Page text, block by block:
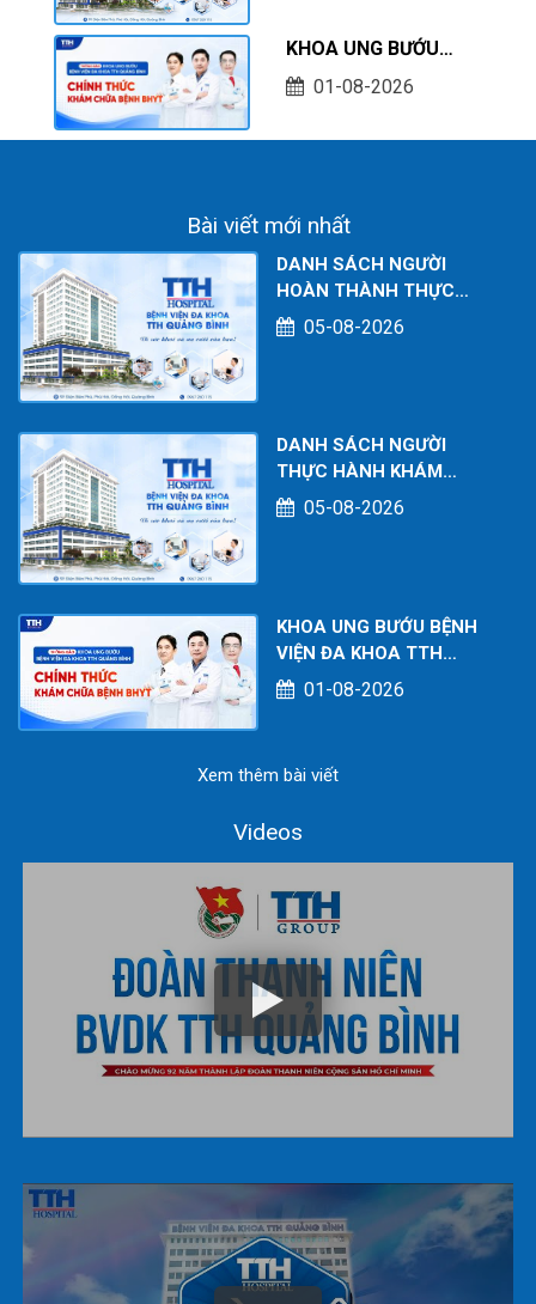
KHOA UNG BƯỚU
BỆNH VIỆN ĐA KHOA
01-08-2026
Bài viết mới nhất
DANH SÁCH NGƯỜI
HOÀN THÀNH THỰC
HÀNH KHÁM CHỮA BỆNH
TẠI CƠ SỞ TÍNH TỚI
05-08-2026
DANH SÁCH NGƯỜI
THỰC HÀNH KHÁM
CHỮA BỆNH TẠI CƠ SỞ
TÍNH TỚI THÁNG
05-08-2026
KHOA UNG BƯỚU BỆNH
VIỆN ĐA KHOA TTH
QUẢNG BÌNH CHÍNH
THỨC KHÁM CHỮA BỆNH
01-08-2026
Xem thêm bài viết
Videos